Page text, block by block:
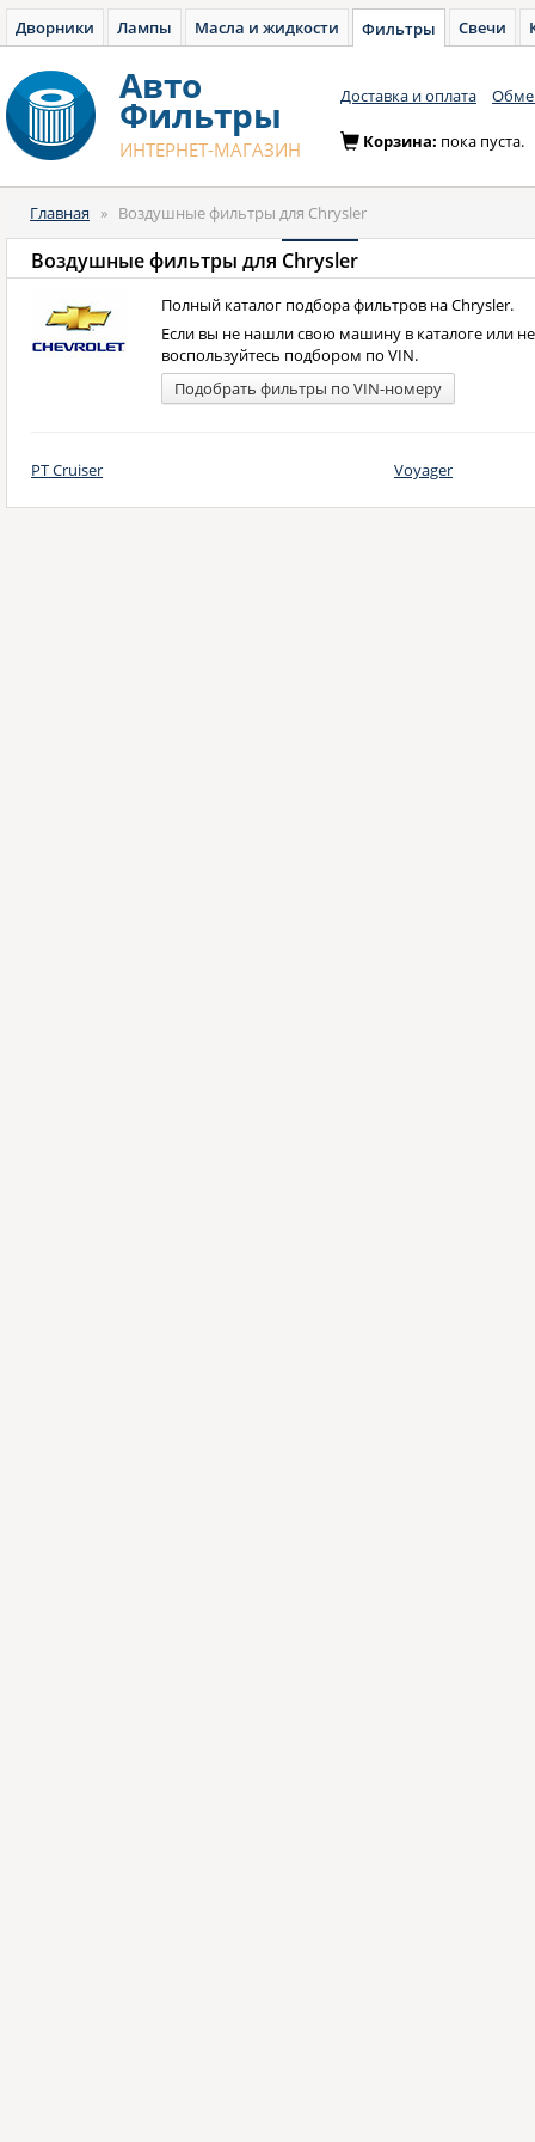
Дворники Лампы Масла и жидкости Фильтры Свечи
Авто
Фильтры
ИНТЕРНЕТ-МАГАЗИН
Доставка и оплата
Корзина: пока пуста.
Главная » Воздушные фильтры для Chrysler
Воздушные фильтры для Chrysler
Полный каталог подбора фильтров на Chrysler.
Если вы не нашли свою машину в каталоге или
воспользуйтесь подбором по VIN.
Подобрать фильтры по VIN-номеру
PT Cruiser Voyager